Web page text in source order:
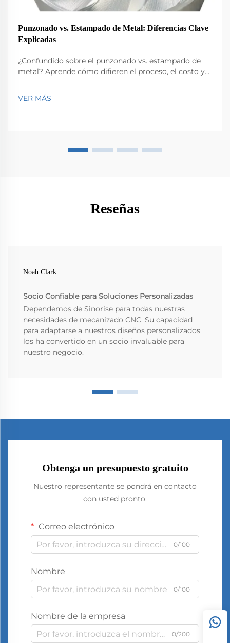
Punzonado vs. Estampado de Metal: Diferencias Clave
Explicadas
¿Confundido sobre el punzonado vs. estampado de
metal? Aprende cómo difieren el proceso, el costo y
producción de alto volumen. Obtén ahora
información experta.
VER MÁS
Reseñas
Noah Clark
Socio Confiable para Soluciones Personalizadas
Dependemos de Sinorise para todas nuestras
necesidades de mecanizado CNC. Su capacidad
para adaptarse a nuestros diseños personalizados
los ha convertido en un socio invaluable para
nuestro negocio.
Obtenga un presupuesto gratuito
Nuestro representante se pondrá en contacto
con usted pronto.
Correo electrónico
0/100
Nombre
0/100
Nombre de la empresa
0/200